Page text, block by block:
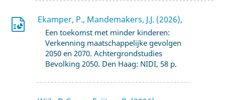
Ekamper, P., Mandemakers, J.J. (2026),
Een toekomst met minder kinderen:
Verkenning maatschappelijke gevolgen
2050 en 2070. Achtergrondstudies
Bevolking 2050. Den Haag: NIDI, 58 p.